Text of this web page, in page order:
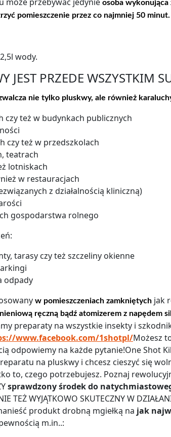
osoba wykonująca
pomieszczenie przez co najmniej 50 minut.
wody.
JEST PRZEDE WSZYSTKIM
nie tylko pluskwy, ale również
też w budynkach publicznych
czy też w przedszkolach
teatrach
lotniskach
w restauracjach
z działalnością kliniczną)
gospodarstwa rolnego
tarasy czy też szczeliny okienne
odpady
w pomieszczeniach zamkniętych jak
ręczną bądź atomizerem z napędem
preparaty na wszystkie insekty i
www.facebook.com/1shotpl/Możesz
odpowiemy na każde pytanie!One Shot
na pluskwy i chcesz cieszyć się
to, czego potrzebujesz. Poznaj
sprawdzony środek do
TEŻ WYJĄTKOWO SKUTECZNY W
produkt drobną mgiełką na jak
m.in..: